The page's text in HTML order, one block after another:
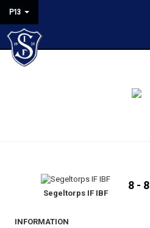
P13
HEM
BILDGALLERI
KONTAKT
Segeltorps IF IBF
8 - 8
INFORMATION